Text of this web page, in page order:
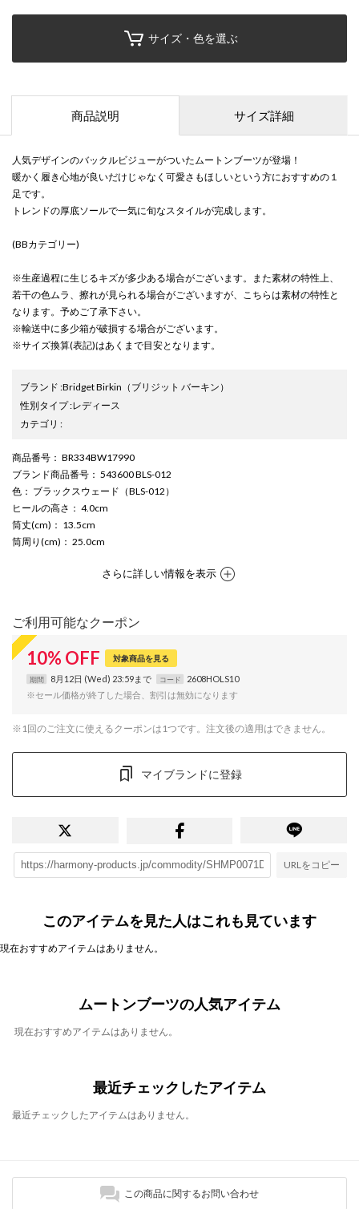
サイズ・色を選ぶ
商品説明 サイズ詳細
人気デザインのバックルビジューがついたムートンブーツが登場！
暖かく履き心地が良いだけじゃなく可愛さもほしいという方におすすめの１
足です。
トレンドの厚底ソールで一気に旬なスタイルが完成します。
(BBカテゴリー)
※生産過程に生じるキズが多少ある場合がございます。また素材の特性上、
若干の色ムラ、擦れが見られる場合がございますが、こちらは素材の特性と
なります。予めご了承下さい。
※輸送中に多少箱が破損する場合がございます。
※サイズ換算(表記)はあくまで目安となります。
ブランド :Bridget Birkin （ブリジット バーキン）
性別タイプ:レディース
カテゴリ :
商品番号 ： BR334BW17990
ブランド商品番号 ： 543600 BLS-012
色 ： ブラックスウェード（BLS-012）
ヒールの高さ ： 4.0cm
筒丈(cm) ： 13.5cm
筒周り(cm) ： 25.0cm
さらに詳しい情報を表示
ご利用可能なクーポン
10% OFF 対象商品を見る
期間 8月12日 (Wed) 23:59まで コード
2608HOLS10
※セール価格が終了した場合、割引は無効になります
※1回のご注文に使えるクーポンは1つです。注文後の適用はできません。
マイブランドに登録
URLをコピー
このアイテムを見た人はこれも見ています
現在おすすめアイテムはありません。
ムートンブーツの人気アイテム
現在おすすめアイテムはありません。
最近チェックしたアイテム
最近チェックしたアイテムはありません。
この商品に関するお問い合わせ